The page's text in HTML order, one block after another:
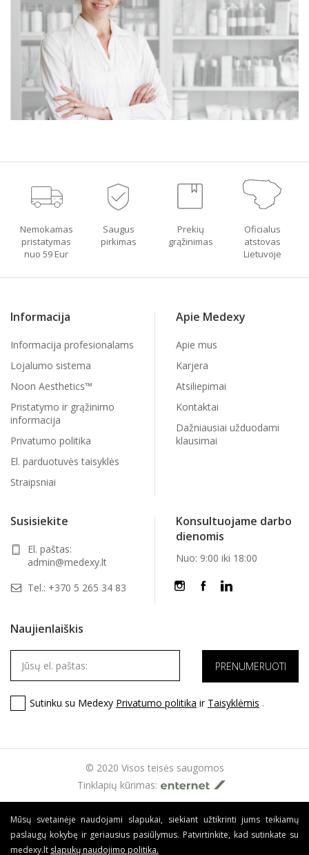
Nemokamas
pristatymas
nuo 59 Eur
Saugus
pirkimas
Prekių
grąžinimas
Oficialus
atstovas
Lietuvoje
Informacija
Informacija profesionalams
Lojalumo sistema
Noon Aesthetics™
Pristatymo ir grąžinimo
informacija
Privatumo politika
El. parduotuvės taisyklės
Straipsniai
Apie Medexy
Apie mus
Karjera
Atsiliepimai
Kontaktai
Dažniausiai užduodami
klausimai
Susisiekite
El. paštas:
admin@medexy.lt
Tel.: +370 5 265 34 83
Konsultuojame darbo
dienomis
Nuo: 9:00 iki 18:00
Naujienlaiškis
Sutinku su Medexy Privatumo politika ir Taisyklėmis .
© 2020 Visos teisės saugomos
Tinklapių kūrimas:
Mūsų svetainėje naudojami slapukai, siekiant užtikrinti jums teikiamų
paslaugų kokybę ir geriausius pasiūlymus. Patvirtinkite, kad sutinkate su
medexy.lt slapukų naudojimo politika.